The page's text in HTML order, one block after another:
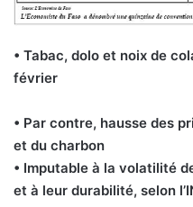
• Tabac, dolo et noix de
février
• Par contre, hausse des
et du charbon
• Imputable à la volatilité
et à leur durabilité, selon